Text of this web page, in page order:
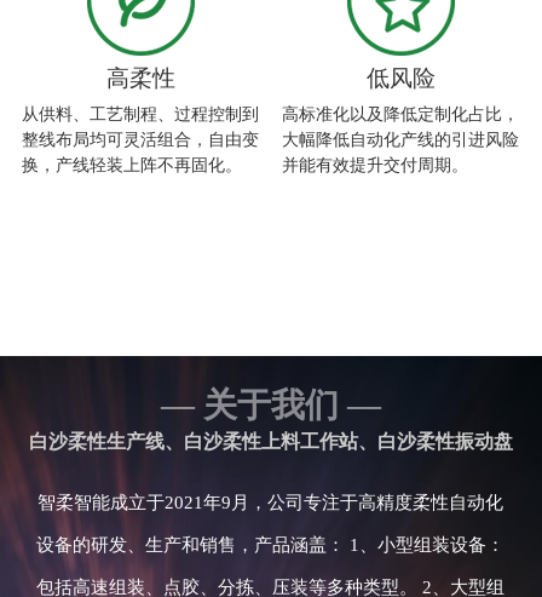
高柔性
从供料、工艺制程、过程控制到
整线布局均可灵活组合，自由变
换，产线轻装上阵不再固化。
低风险
高标准化以及降低定制化占比，
大幅降低自动化产线的引进风险
并能有效提升交付周期。
— 关于我们 —
白沙柔性生产线、白沙柔性上料工作站、白沙柔性振动盘
智柔智能成立于2021年9月，公司专注于高精度柔性自动化
设备的研发、生产和销售，产品涵盖： 1、小型组装设备：
包括高速组装、点胶、分拣、压装等多种类型。 2、大型组